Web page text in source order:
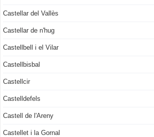
Castellar del Vallès
Castellar de n'hug
Castellbell i el Vilar
Castellbisbal
Castellcir
Castelldefels
Castell de l'Areny
Castellet i la Gornal